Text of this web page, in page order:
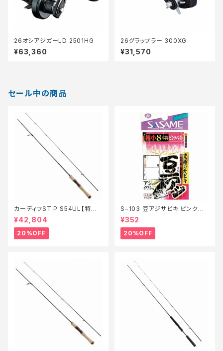
26オシアジガーLD 2501HG
¥63,360
26グラップラー 300XG
¥31,570
セール中の商品
カーディフST P S54UL【特価
ロッド】【20】
¥42,804
20%OFF
S−103 豆アジサビキ ピンクベ
イト 1【特価仕掛】【20】
¥352
20%OFF